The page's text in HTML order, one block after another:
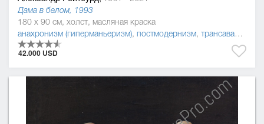
Дама в белом, 1993
180 x 90 см, холст, масляная краска
анахронизм (гиперманьеризм), постмодернизм, трансавангард
42.000 USD